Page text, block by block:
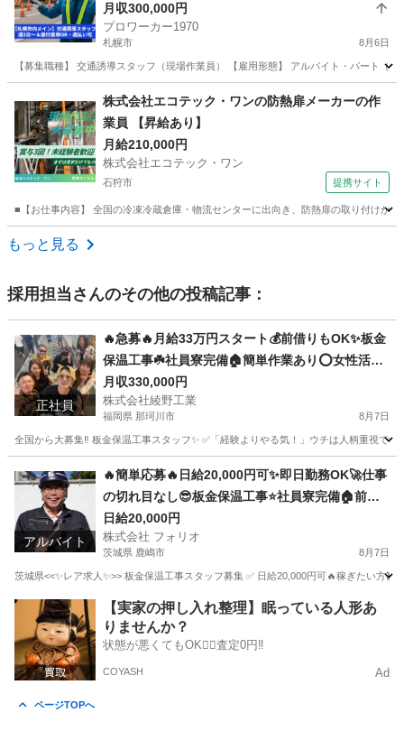
月収300,000円
プロワーカー1970
札幌市 8月6日
【募集職種】 交通誘導スタッフ（現場作業員） 【雇用形態】 アルバイト・パート（
その他
株式会社エコテック・ワンの防熱扉メーカーの作
業員 【昇給あり】
月給210,000円
株式会社エコテック・ワン
石狩市 提携サイト
■【お仕事内容】 全国の冷凍冷蔵倉庫・物流センターに出向き、防熱扉の取り付けか
北海道 石狩市
もっと見る
採用担当 さんのその他の投稿記事：
正社員
🔥急募🔥月給33万円スタート💰前借りもOK✨板金
保温工事☘️社員寮完備🏠簡単作業あり⭕️女性活躍
中👩経験問わず誰でも応募歓迎🎉
月収330,000円
株式会社綾野工業
福岡県 那珂川市 8月7日
全国から大募集‼️ 板金保温工事スタッフ✨ ✅「経験よりやる気！」ウチは人柄重視で
土木 未経験
アルバイト
🔥簡単応募🔥日給20,000円可✨即日勤務OK🚀仕事
の切れ目なし😎板金保温工事⭐️社員寮完備🏠前借
りあり💰年齢関係なく誰でも応募OK🎉
日給20,000円
株式会社 フォリオ
茨城県 鹿嶋市 8月7日
茨城県<<✨レア求人✨>> 板金保温工事スタッフ募集 ✅ 日給20,000円可🔥稼ぎたい方
茨城 鹿嶋市 軽作業 茨城 神栖市 軽作業 スタッフ
【実家の押し入れ整理】眠っている人形あ
りませんか？
状態が悪くてもOK🙆‍♀️査定0円‼️
COYASH Ad
ページTOPへ